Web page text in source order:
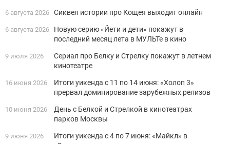
6 августа 2026 Сиквел истории про Кощея выходит онлайн
6 августа 2026
Новую серию «Йети и дети» покажут в
последний месяц лета в МУЛЬТе в кино
9 июля 2026
Сериал про Белку и Стрелку покажут в летнем
кинотеатре
16 июня 2026
Итоги уикенда с 11 по 14 июня: «Холоп 3»
прервал доминирование зарубежных релизов
10 июня 2026
День с Белкой и Стрелкой в кинотеатрах
парков Москвы
9 июня 2026
Итоги уикенда с 4 по 7 июня: «Майкл» в